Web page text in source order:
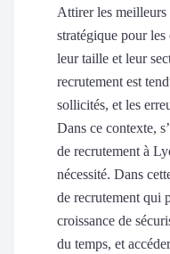
Suivi du ROI
Voir tous nos avis clients
Découvrir le média
Demander une démo
Connexion
Cabinet de Recrutement
Attirer les meilleurs
stratégique pour les
leur taille et leur
recrutement est
sollicités, et les
Dans ce contexte,
de recrutement à
nécessité. Dans
de recrutement qui
croissance de
du temps, et